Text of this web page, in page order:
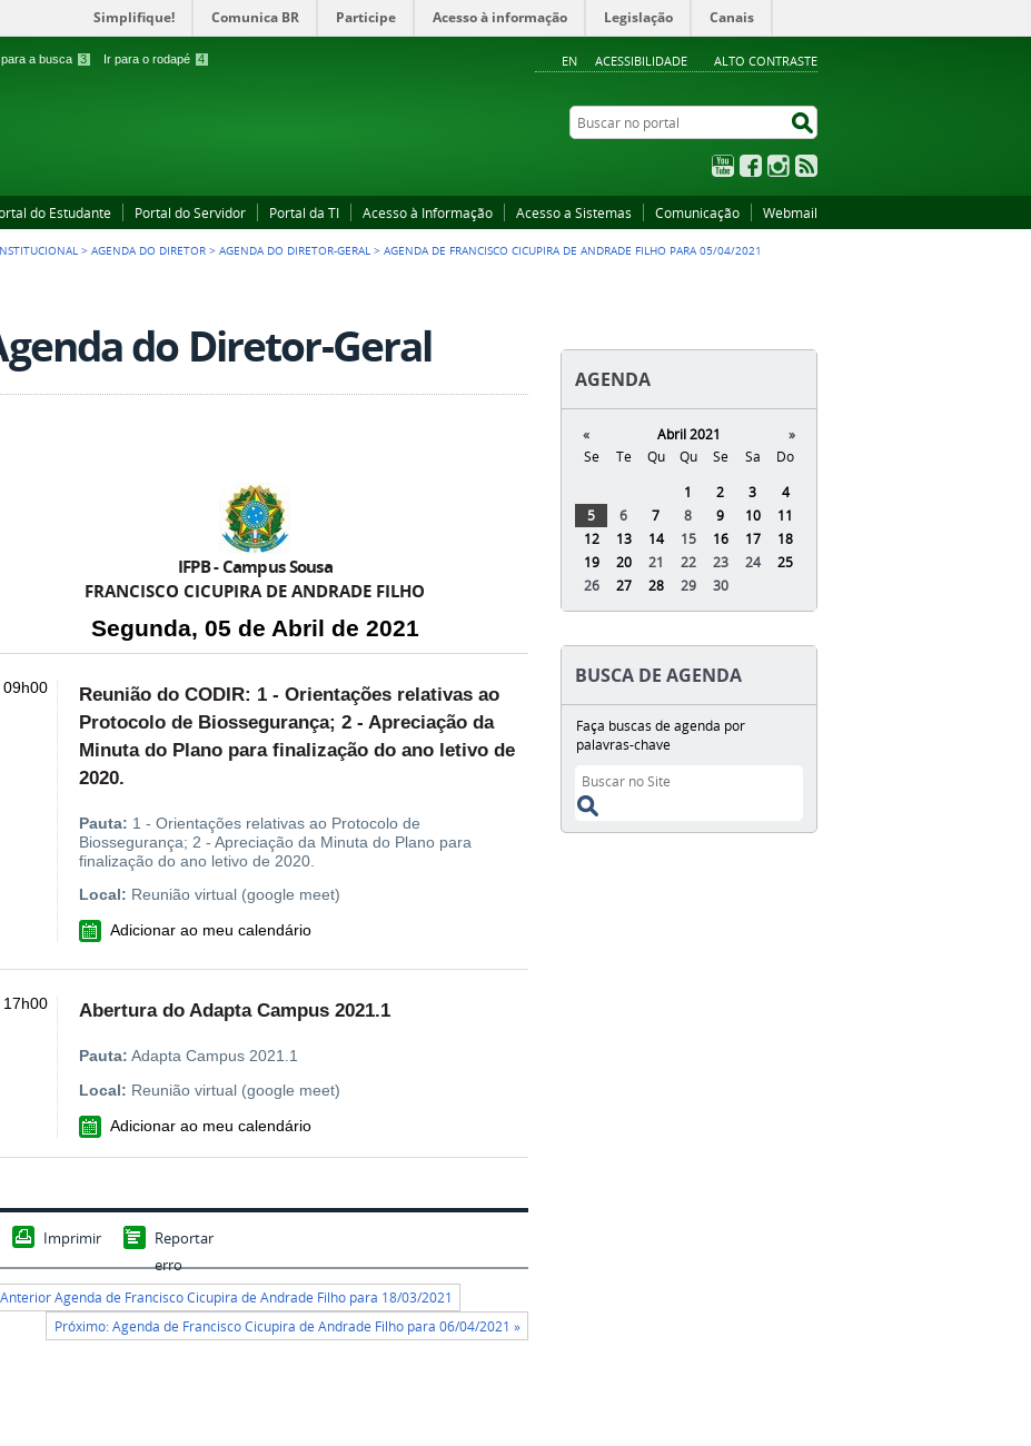
Simplifique! Comunica BR Participe Acesso à informação Legislação Canais
para a busca 3 Ir para o rodapé 4 EN ACESSIBILIDADE ALTO CONTRASTE
Buscar no portal
YouTubeFacebookInstagram
do Estudante Portal do Servidor Portal da TI Acesso à Informação Acesso a Sistemas Comunicação Webmail
>AGENDA DO DIRETOR >AGENDA DO DIRETOR-GERAL >AGENDA DE FRANCISCO CICUPIRA DE ANDRADE FILHO PARA 05/04/2021
do Diretor-Geral
IFPB - Campus Sousa
FRANCISCO CICUPIRA DE ANDRADE FILHO
Segunda, 05 de Abril de 2021
09h00
Reunião do CODIR: 1 - Orientações relativas ao
Protocolo de Biossegurança; 2 - Apreciação da
Minuta do Plano para finalização do ano letivo de
2020.
Pauta: 1 - Orientações relativas ao Protocolo de
Biossegurança; 2 - Apreciação da Minuta do Plano para
finalização do ano letivo de 2020.
Local: Reunião virtual (google meet)
VCAL
Adicionar ao meu calendário
17h00 Abertura do Adapta Campus 2021.1
Pauta: Adapta Campus 2021.1
Local: Reunião virtual (google meet)
VCAL
Adicionar ao meu calendário
Imprimir
Reportar
erro
Agenda de Francisco Cicupira de Andrade Filho para 18/03/2021
Próximo: Agenda de Francisco Cicupira de Andrade Filho para 06/04/2021 »
AGENDA
« Abril 2021
»
Se
Te Qu Qu Se Sa
Do
1
2 3
4
5
6 7 8 9 10
11
12
13 14 15 16 17
18
19
20 21 22 23 24
25
26
27 28 29 30
BUSCA DE AGENDA
Faça buscas de agenda por
palavras-chave